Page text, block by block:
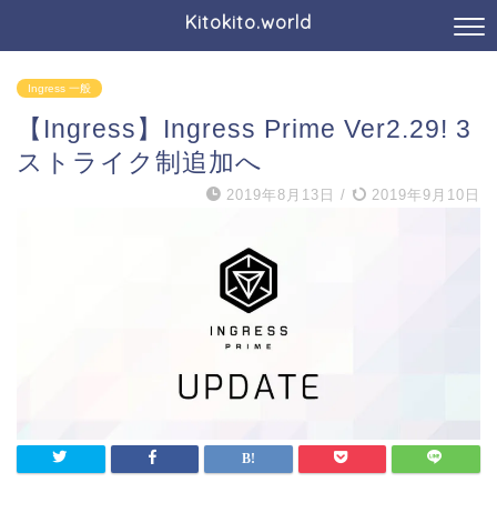
Kitokito.world
Ingress 一般
【Ingress】Ingress Prime Ver2.29! 3
ストライク制追加へ
2019年8月13日 / 2019年9月10日